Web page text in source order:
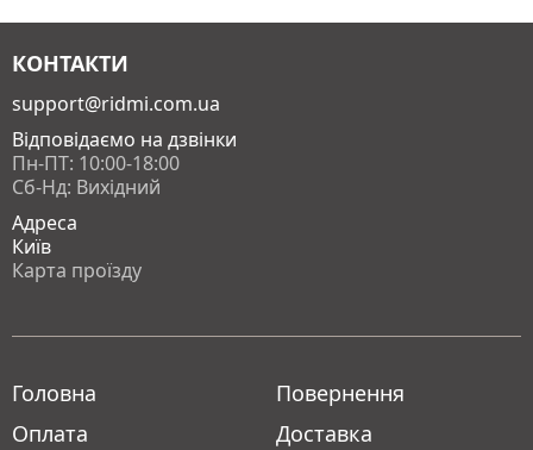
КОНТАКТИ
support@ridmi.com.ua
Відповідаємо на дзвінки
Пн-ПТ: 10:00-18:00
Сб-Нд: Вихідний
Адреса
Київ
Карта проїзду
Головна
Оплата
Повернення
Доставка